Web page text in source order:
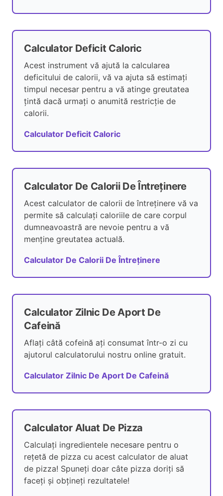
Calculator Deficit Caloric
Acest instrument vă ajută la calcularea
deficitului de calorii, vă va ajuta să estimați
timpul necesar pentru a vă atinge greutatea
țintă dacă urmați o anumită restricție de
calorii.
Calculator Deficit Caloric
Calculator De Calorii De Întreținere
Acest calculator de calorii de întreținere vă va
permite să calculați caloriile de care corpul
dumneavoastră are nevoie pentru a vă
menține greutatea actuală.
Calculator De Calorii De Întreținere
Calculator Zilnic De Aport De
Cafeină
Aflați câtă cofeină ați consumat într-o zi cu
ajutorul calculatorului nostru online gratuit.
Calculator Zilnic De Aport De Cafeină
Calculator Aluat De Pizza
Calculați ingredientele necesare pentru o
rețetă de pizza cu acest calculator de aluat
de pizza! Spuneți doar câte pizza doriți să
faceți și obțineți rezultatele!